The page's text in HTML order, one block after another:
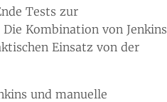
Tests zur
Kombination von Jenkins
Einsatz von der
und manuelle